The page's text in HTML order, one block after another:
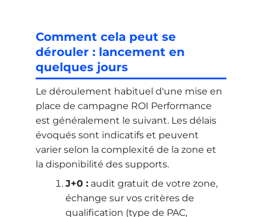
Comment cela peut se
dérouler : lancement en
quelques jours
Le déroulement habituel d'une mise en
place de campagne ROI Performance
est généralement le suivant. Les délais
évoqués sont indicatifs et peuvent
varier selon la complexité de la zone et
la disponibilité des supports.
J+0 : audit gratuit de votre zone,
échange sur vos critères de
qualification (type de PAC,